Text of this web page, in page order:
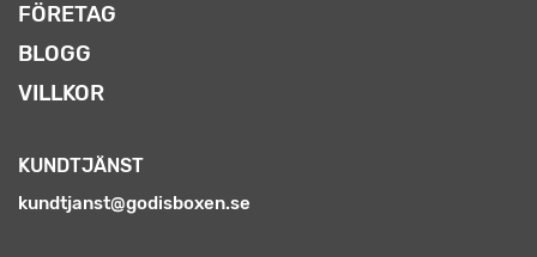
FÖRETAG
BLOGG
VILLKOR
KUNDTJÄNST
kundtjanst@godisboxen.se